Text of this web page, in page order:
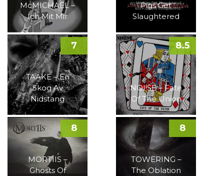
McMICHAEL –
Ich Mit Mir
Pigs Get
Slaughtered
TAAKE – En
Skog Av
Nidstang
7
NOI!SE – Fate
Of The Union
8.5
MORTIIS –
Ghosts Of
8
TOWERING –
The Oblation
8